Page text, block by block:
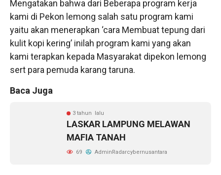
Mengatakan bahwa dari Beberapa program kerja
kami di Pekon lemong salah satu program kami
yaitu akan menerapkan ‘cara Membuat tepung dari
kulit kopi kering’ inilah program kami yang akan
kami terapkan kepada Masyarakat dipekon lemong
sert para pemuda karang taruna.
Baca Juga
3 tahun lalu
LASKAR LAMPUNG MELAWAN
MAFIA TANAH
69 AdminRadarcybernusantara